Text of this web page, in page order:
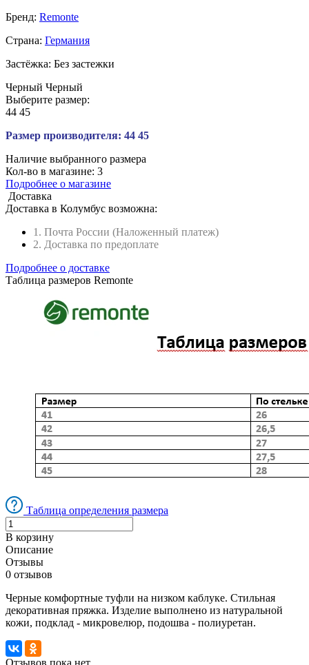
Бренд: Remonte
Страна: Германия
Застёжка: Без застежки
Черный Черный
Выберите размер:
44 45
Размер производителя: 44 45
Наличие выбранного размера
Кол-во в магазине: 3
Подробнее о магазине
Доставка
Доставка в Колумбус возможна:
1. Почта России (Наложенный платеж)
2. Доставка по предоплате
Подробнее о доставке
Таблица размеров Remonte
Таблица определения размера
В корзину
Описание
Отзывы
0 отзывов
Черные комфортные туфли на низком каблуке. Стильная
декоративная пряжка. Изделие выполнено из натуральной
кожи, подклад - микровелюр, подошва - полиуретан.
Отзывов пока нет